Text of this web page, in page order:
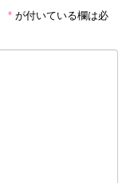
* が付いている欄は必